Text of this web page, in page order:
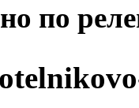
по